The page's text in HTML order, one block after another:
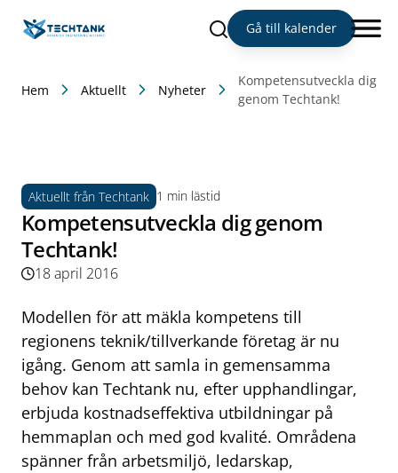
Sök Gå till kalender
Hem Aktuellt Nyheter
Kompetensutveckla dig
genom Techtank!
Aktuellt från Techtank 1 min lästid
Kompetensutveckla dig genom
Techtank!
18 april 2016
Modellen för att mäkla kompetens till
regionens teknik/tillverkande företag är nu
igång. Genom att samla in gemensamma
behov kan Techtank nu, efter upphandlingar,
erbjuda kostnadseffektiva utbildningar på
hemmaplan och med god kvalité. Områdena
spänner från arbetsmiljö, ledarskap,